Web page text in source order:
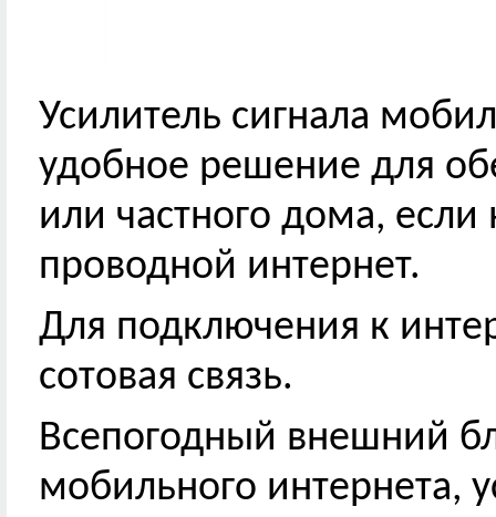
Усилитель сигнала
удобное решение для
или частного дома,
проводной интернет.
Для подключения к
сотовая связь.
Всепогодный внешний
мобильного интернета,